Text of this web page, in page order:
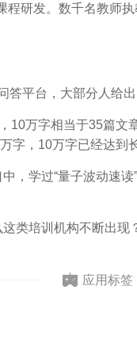
研发。数千名教师执
平台，大部分人给出
10万字相当于35篇文
字，10万字已经达到
，学过“量子波动速
类培训机构不断出
应用标签